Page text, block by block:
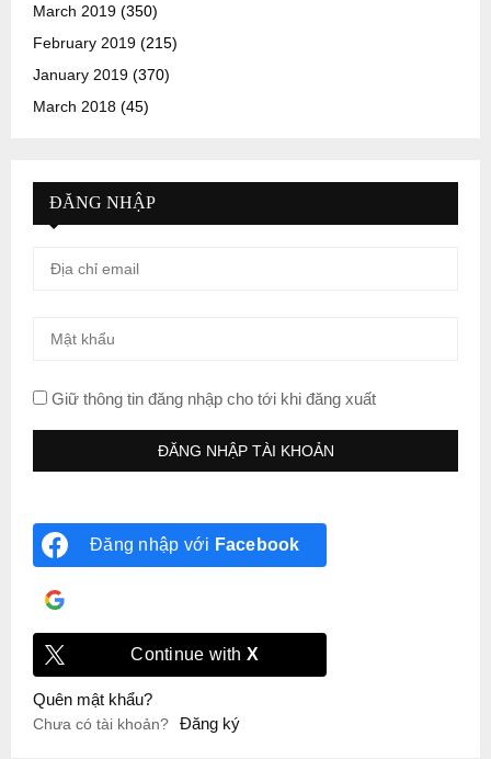
March 2019 (350)
February 2019 (215)
January 2019 (370)
March 2018 (45)
ĐĂNG NHẬP
Giữ thông tin đăng nhập cho tới khi đăng xuất
Đăng nhập với Facebook
Continue with X
Quên mật khẩu?
Chưa có tài khoản? Đăng ký